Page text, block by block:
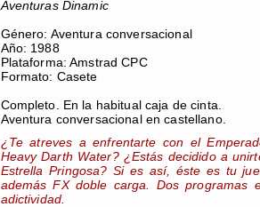
Aventuras Dinamic
Género: Aventura conversacional
Año: 1988
Plataforma: Amstrad CPC
Formato: Casete
Completo. En la habitual caja de cinta.
Aventura conversacional en castellano.
¿Te atreves a enfrentarte con el
Heavy Darth Water? ¿Estás decidido a
Estrella Pringosa? Si es así, éste es tu
además FX doble carga. Dos
adictividad.